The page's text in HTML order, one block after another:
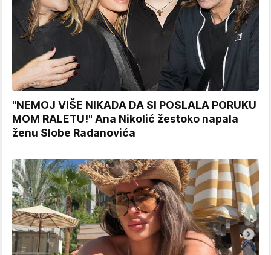
"NEMOJ VIŠE NIKADA DA SI POSLALA PORUKU
MOM RALETU!" Ana Nikolić žestoko napala
ženu Slobe Radanovića